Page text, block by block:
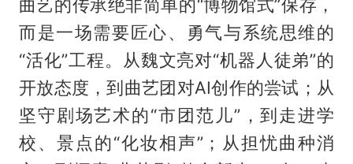
曲艺的传承绝非简单的“博物馆式”保存，
而是一场需要匠心、勇气与系统思维的
“活化”工程。从魏文亮对“机器人徒弟”的
开放态度，到曲艺团对AI创作的尝试；从
坚守剧场艺术的“市团范儿”，到走进学
校、景点的“化妆相声”；从担忧曲种消